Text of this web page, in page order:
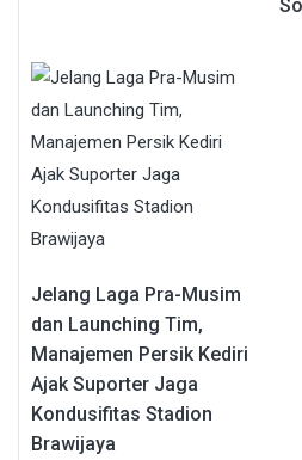
Jelang Laga Pra-Musim
dan Launching Tim,
Manajemen Persik Kediri
Ajak Suporter Jaga
Kondusifitas Stadion
Brawijaya